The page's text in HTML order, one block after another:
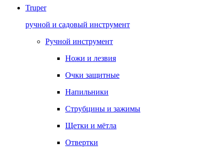
Truper
ручной и садовый инструмент
Ручной инструмент
Ножи и лезвия
Очки защитные
Напильники
Струбцины и зажимы
Щетки и мётла
Отвертки